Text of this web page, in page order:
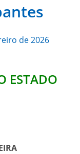
de 2026
ESTADO